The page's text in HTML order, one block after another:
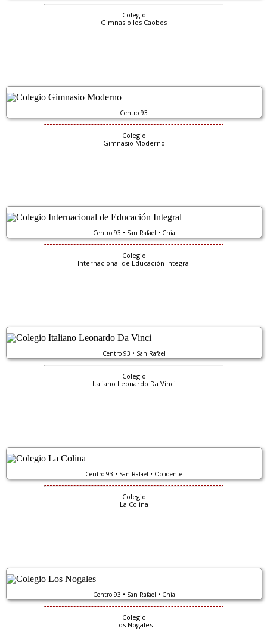
Colegio
Gimnasio los Caobos
Centro 93
Colegio
Gimnasio Moderno
Centro 93 • San Rafael • Chia
Colegio
Internacional de Educación Integral
Centro 93 • San Rafael
Colegio
Italiano Leonardo Da Vinci
Centro 93 • San Rafael • Occidente
Colegio
La Colina
Centro 93 • San Rafael • Chia
Colegio
Los Nogales